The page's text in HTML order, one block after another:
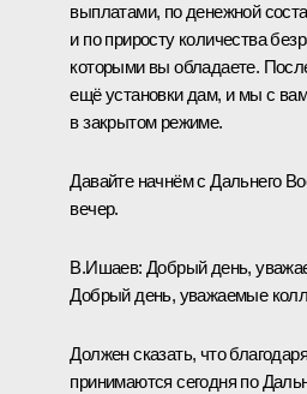
выплатами, по денежной
и по приросту количества
которыми вы обладаете.
ещё установки дам, и мы с
в закрытом режиме.
Давайте начнём с Дальнего
вечер.
В.Ишаев: Добрый день,
Добрый день, уважаемые
Должен сказать, что
принимаются сегодня по